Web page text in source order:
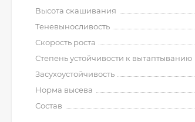
Высота скашивания
Теневыносливость
Скорость роста
Степень устойчивости к вытаптыванию
Засухоустойчивость
Норма высева
Состав